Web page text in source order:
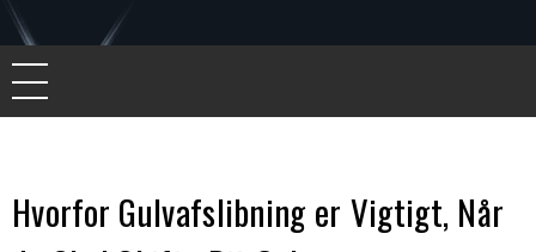
Hvorfor Gulvafslibning er Vigtigt, Når